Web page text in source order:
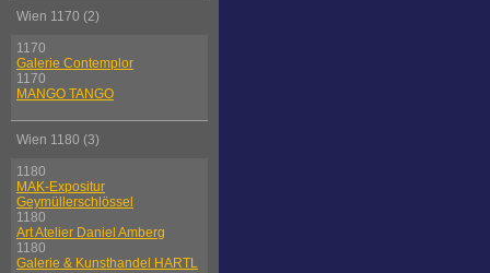
Wien 1170 (2)
1170
Galerie Contemplor
1170
MANGO TANGO
Wien 1180 (3)
1180
MAK-Expositur
Geymüllerschlössel
1180
Art Atelier Daniel Amberg
1180
Galerie & Kunsthandel HARTL